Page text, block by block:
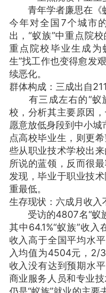
青年学者廉思在《
今年对全国7个城市
出，“蚁族”中重点院
重点院校毕业生成为
生”找工作也变得愈发
续恶化。
群体构成：三成出自
有三成左右的“蚁
校，分析其主要原因
愿意放低身段到中小城
点高校毕业生，则更
些从职业技术学校出
所说的蓝领，反而很
发现，毕业于职业技
重最低。
生存现状：六成月收
受访的4807名“蚁族
其中64.1%“蚁族”收
收入高于全国平均水
入均值为4504元，2/
收入没有达到预期水
商业服务人员和专业